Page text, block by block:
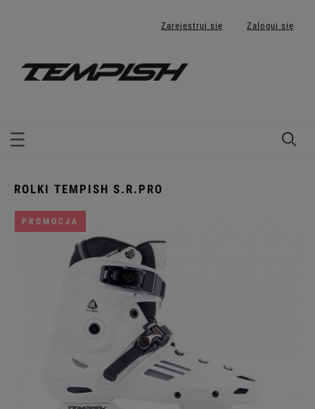
Zarejestruj się Zaloguj się
ROLKI TEMPISH S.R.PRO
PROMOCJA